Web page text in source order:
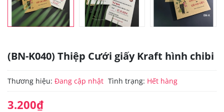
(BN-K040) Thiệp Cưới giấy Kraft hình chibi
Thương hiệu: Đang cập nhật Tình trạng: Hết hàng
3.200₫